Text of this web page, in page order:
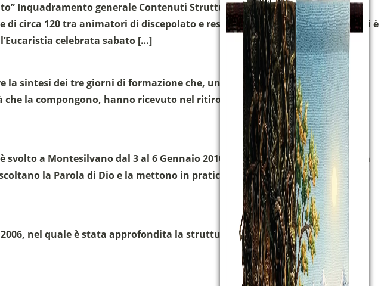
Inquadramento generale Contenuti Struttura Accompagnamento
di circa 120 tra animatori di discepolato e responsabili di molte Fraternità, si è
celebrata sabato […]
la sintesi dei tre giorni di formazione che, un centinaio di fratelli e sorelle
la compongono, hanno ricevuto nel ritiro di guidato dai Responsabili
a Montesilvano dal 3 al 6 Gennaio 2010 il 10° Convegno Generale della
la Parola di Dio e la mettono in pratica” sono stati tenuti da padre
nel quale è stata approfondita la struttura delle tappe del cammino
conto bancario